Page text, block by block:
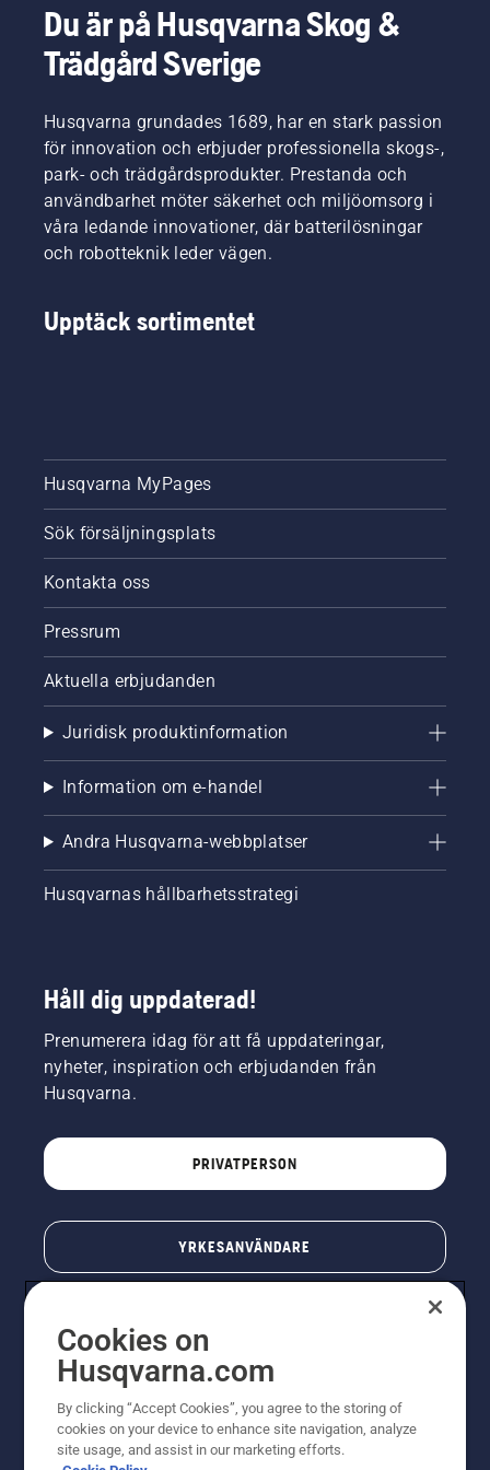
Du är på Husqvarna Skog &
Trädgård Sverige
Husqvarna grundades 1689, har en stark passion
för innovation och erbjuder professionella skogs-,
park- och trädgårdsprodukter. Prestanda och
användbarhet möter säkerhet och miljöomsorg i
våra ledande innovationer, där batterilösningar
och robotteknik leder vägen.
Upptäck sortimentet
Husqvarna MyPages
Sök försäljningsplats
Kontakta oss
Pressrum
Aktuella erbjudanden
Juridisk produktinformation
Information om e-handel
Andra Husqvarna-webbplatser
Husqvarnas hållbarhetsstrategi
Håll dig uppdaterad!
Prenumerera idag för att få uppdateringar,
nyheter, inspiration och erbjudanden från
Husqvarna.
PRIVATPERSON
YRKESANVÄNDARE
Cookies on
Husqvarna.com
By clicking “Accept Cookies”, you agree to the storing of
cookies on your device to enhance site navigation, analyze
site usage, and assist in our marketing efforts.